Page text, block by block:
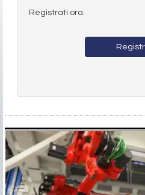
Registrati ora.